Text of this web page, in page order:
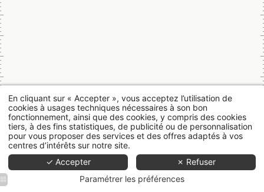
En cliquant sur « Accepter », vous acceptez l’utilisation de
cookies à usages techniques nécessaires à son bon
fonctionnement, ainsi que des cookies, y compris des cookies
tiers, à des fins statistiques, de publicité ou de personnalisation
pour vous proposer des services et des offres adaptés à vos
centres d’intérêts sur notre site.
✓ Accepter
✗ Refuser
Paramétrer les préférences